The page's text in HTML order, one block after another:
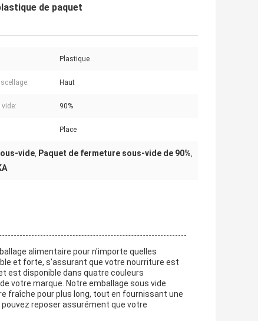
de paquet
Plastique
scellage: Haut
vide: 90%
Place
vide, Paquet de fermeture sous-vide de 90%,
alimentaire pour n'importe quelles
et forte, s'assurant que votre nourriture est
est disponible dans quatre couleurs
votre marque. Notre emballage sous vide
fraîche pour plus long, tout en fournissant une
reposer assurément que votre